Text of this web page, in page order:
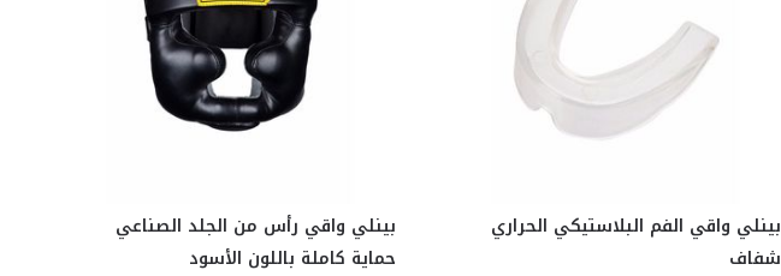
بينلي واقي الفم البلاستيكي الحراري
شفاف
بينلي واقي رأس من الجلد الصناعي
حماية كاملة باللون الأسود